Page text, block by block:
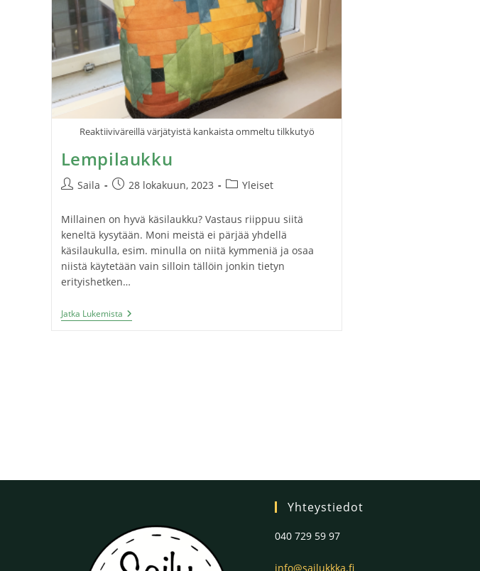
Reaktiiviväreillä värjätyistä kankaista ommeltu tilkkutyö
Lempilaukku
Saila 28 lokakuun, 2023 Yleiset
Millainen on hyvä käsilaukku? Vastaus riippuu siitä
keneltä kysytään. Moni meistä ei pärjää yhdellä
käsilaukulla, esim. minulla on niitä kymmeniä ja osaa
niistä käytetään vain silloin tällöin jonkin tietyn
erityishetken…
Jatka Lukemista
Yhteystiedot
040 729 59 97
info@sailukkka.fi